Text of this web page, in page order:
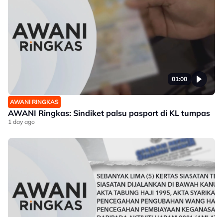
01:00
AWANI RINGKAS
AWANI Ringkas: Sindiket palsu pasport di KL tumpas
1 day ago